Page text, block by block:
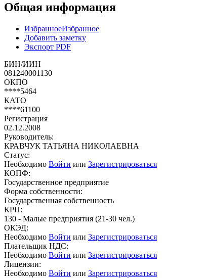
Общая информация
ИзбранноеИзбранное
Добавить заметку
Экспорт PDF
БИН/ИИН
081240001130
ОКПО
****5464
КАТО
****61100
Регистрация
02.12.2008
Руководитель:
КРАВЧУК ТАТЬЯНА НИКОЛАЕВНА
Статус:
Необходимо Войти или Зарегистрироваться
КОПФ:
Государственное предприятие
Форма собственности:
Государственная собственность
КРП:
130 - Малые предприятия (21-30 чел.)
ОКЭД:
Необходимо Войти или Зарегистрироваться
Плательщик НДС:
Необходимо Войти или Зарегистрироваться
Лицензии:
Необходимо Войти или Зарегистрироваться